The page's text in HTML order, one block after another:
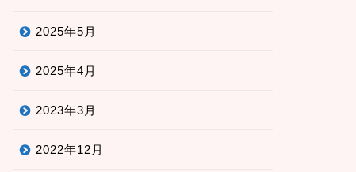
2025年5月
2025年4月
2023年3月
2022年12月